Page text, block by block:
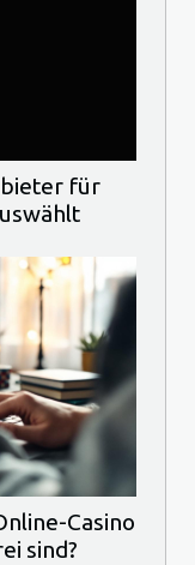
für
Casino
sind?